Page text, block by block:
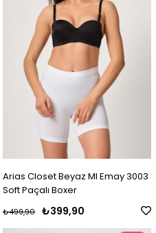
Arias Closet Beyaz MI Emay 3003
Soft Paçalı Boxer
₺399,90
₺499,90